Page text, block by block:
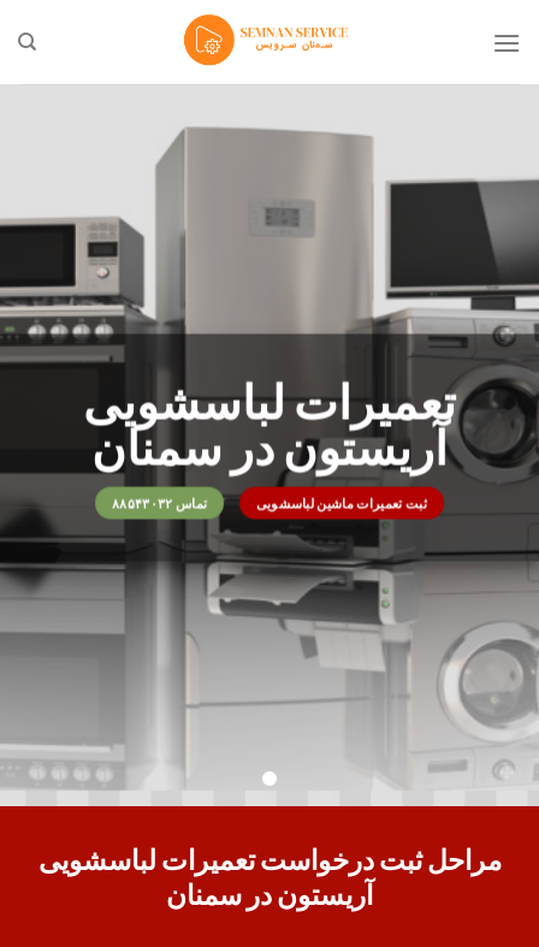
تعمیرات لباسشویی
آریستون در سمنان
ثبت تعمیرات ماشین لباسشویی تماس ۸۸۵۴۳۰۳۲
مراحل ثبت درخواست تعمیرات لباسشویی
آریستون در سمنان